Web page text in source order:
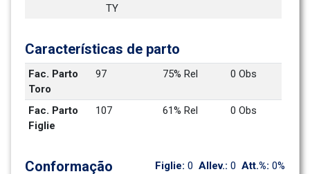
TY
Características de parto
Fac. Parto
Toro
97 75% Rel 0 Obs
Fac. Parto
Figlie
107 61% Rel 0 Obs
Conformação Figlie: 0 Allev.: 0 Att.%: 0%